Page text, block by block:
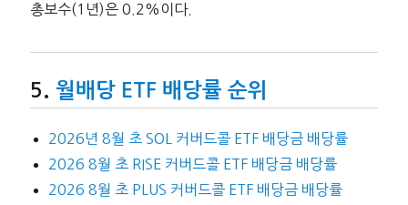
총보수(1년)은 0.2%이다.
월배당 ETF 배당률 순위
2026년 8월 초 SOL 커버드콜 ETF 배당금 배당률
2026 8월 초 RISE 커버드콜 ETF 배당금 배당률
2026 8월 초 PLUS 커버드콜 ETF 배당금 배당률